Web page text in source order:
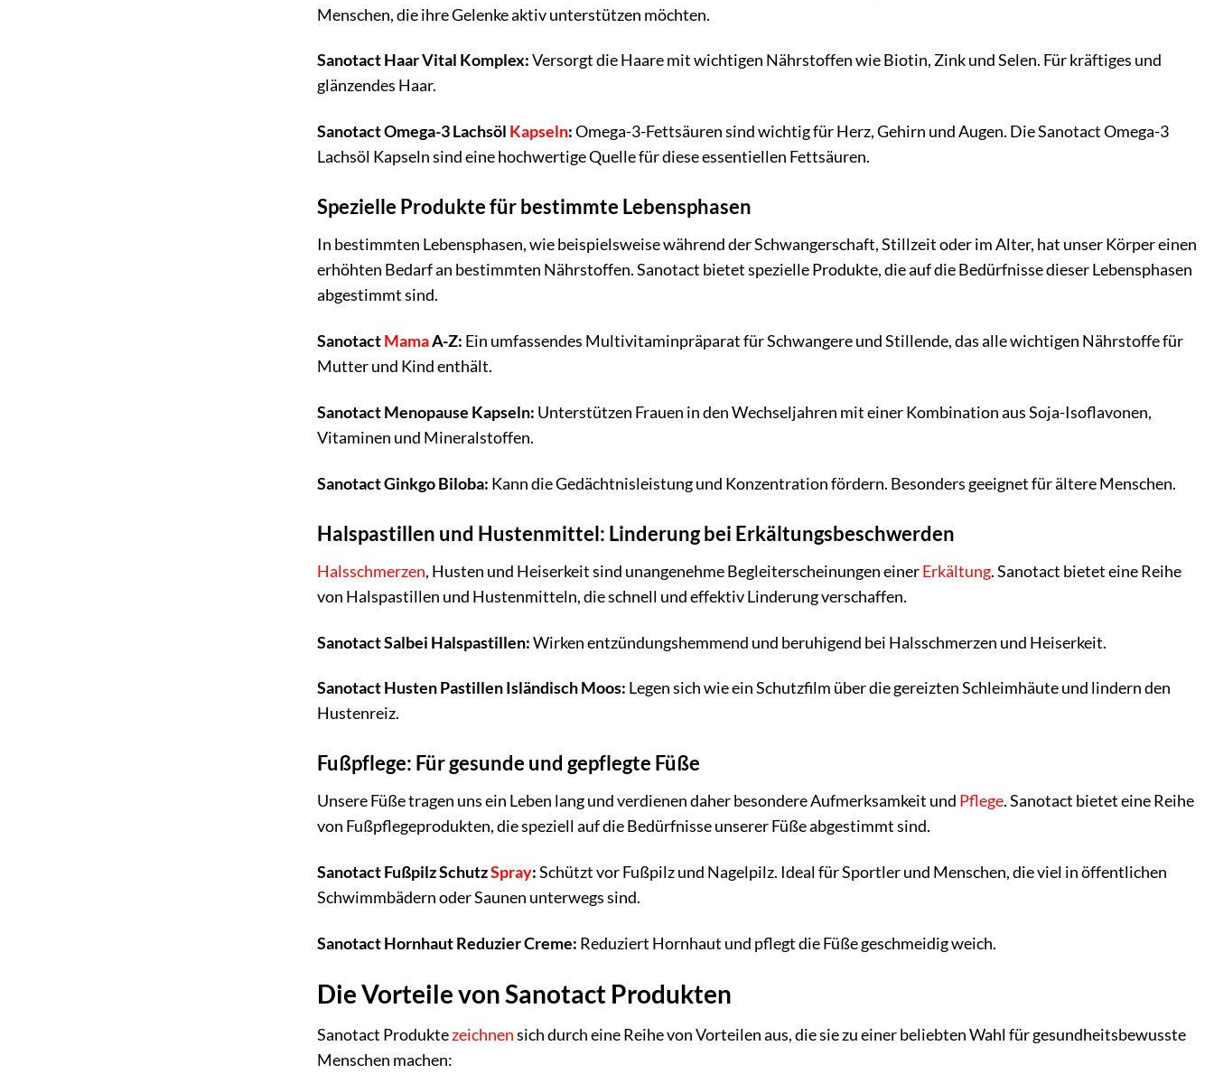
Menschen, die ihre Gelenke aktiv unterstützen möchten.
Sanotact Haar Vital Komplex:Versorgt die Haare mit wichtigen Nährstoffen wie Biotin, Zink und Selen. Für kräftiges und
glänzendes Haar.
Sanotact Omega-3 Lachsöl Kapseln:Omega-3-Fettsäuren sind wichtig für Herz, Gehirn und Augen. Die Sanotact Omega-3
Lachsöl Kapseln sind eine hochwertige Quelle für diese essentiellen Fettsäuren.
Spezielle Produkte für bestimmte Lebensphasen
In bestimmten Lebensphasen, wie beispielsweise während der Schwangerschaft, Stillzeit oder im Alter, hat unser Körper einen
erhöhten Bedarf an bestimmten Nährstoffen. Sanotact bietet spezielle Produkte, die auf die Bedürfnisse dieser Lebensphasen
abgestimmt sind.
SanotactMamaA-Z: Ein umfassendes Multivitaminpräparat für Schwangere und Stillende, das alle wichtigen Nährstoffe für
Mutter und Kind enthält.
Sanotact Menopause Kapseln: Unterstützen Frauen in den Wechseljahren mit einer Kombination aus Soja-Isoflavonen,
Vitaminen und Mineralstoffen.
Sanotact Ginkgo Biloba: Kann die Gedächtnisleistung und Konzentration fördern. Besonders geeignet für ältere Menschen.
Halspastillen und Hustenmittel: Linderung bei Erkältungsbeschwerden
Halsschmerzen, Husten und Heiserkeit sind unangenehme Begleiterscheinungen einerErkältung. Sanotact bietet eine Reihe
von Halspastillen und Hustenmitteln, die schnell und effektiv Linderung verschaffen.
Sanotact Salbei Halspastillen:Wirken entzündungshemmend und beruhigend bei Halsschmerzen und Heiserkeit.
Sanotact Husten Pastillen Isländisch Moos: Legen sich wie ein Schutzfilm über die gereizten Schleimhäute und lindern den
Hustenreiz.
Fußpflege: Für gesunde und gepflegte Füße
Unsere Füße tragen uns ein Leben lang und verdienen daher besondere Aufmerksamkeit und Pflege. Sanotact bietet eine Reihe
von Fußpflegeprodukten, die speziell auf die Bedürfnisse unserer Füße abgestimmt sind.
Sanotact Fußpilz SchutzSpray:Schützt vor Fußpilz und Nagelpilz. Ideal für Sportler und Menschen, die viel in öffentlichen
Schwimmbädern oder Saunen unterwegs sind.
Sanotact Hornhaut Reduzier Creme: Reduziert Hornhaut und pflegt die Füße geschmeidig weich.
Die Vorteile von Sanotact Produkten
Sanotact Produktezeichnensich durch eine Reihe von Vorteilen aus, die sie zu einer beliebten Wahl für gesundheitsbewusste
Menschen machen: